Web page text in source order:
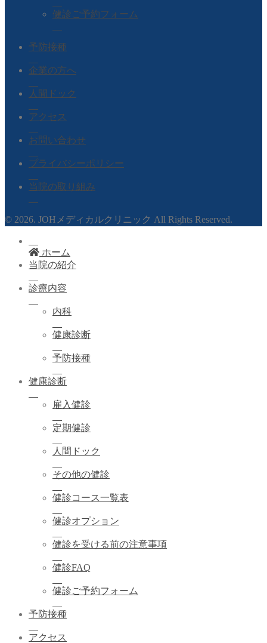
健診ご予約フォーム
予防接種
企業の方へ
人間ドック
アクセス
お問い合わせ
プライバシーポリシー
当院の取り組み
© 2026. JOHメディカルクリニック All Rights Reserved.
ホーム
当院の紹介
診療内容
内科
健康診断
予防接種
健康診断
雇入健診
定期健診
人間ドック
その他の健診
健診コース一覧表
健診オプション
健診を受ける前の注意事項
健診FAQ
健診ご予約フォーム
予防接種
アクセス